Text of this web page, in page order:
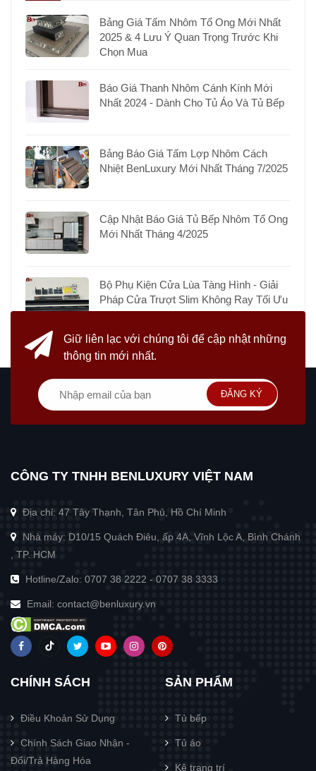
Bảng Giá Tấm Nhôm Tổ Ong Mới Nhất
2025 & 4 Lưu Ý Quan Trọng Trước Khi
Chọn Mua
Báo Giá Thanh Nhôm Cánh Kính Mới
Nhất 2024 - Dành Cho Tủ Áo Và Tủ Bếp
Bảng Báo Giá Tấm Lợp Nhôm Cách
Nhiệt BenLuxury Mới Nhất Tháng 7/2025
Cập Nhật Báo Giá Tủ Bếp Nhôm Tổ Ong
Mới Nhất Tháng 4/2025
Bộ Phụ Kiện Cửa Lùa Tàng Hình - Giải
Pháp Cửa Trượt Slim Không Ray Tối Ưu
Giữ liên lạc với chúng tôi để cập nhật những
thông tin mới nhất.
ĐĂNG KÝ
CÔNG TY TNHH BENLUXURY VIỆT NAM
Địa chỉ: 47 Tây Thạnh, Tân Phú, Hồ Chí Minh
Nhà máy: D10/15 Quách Điêu, ấp 4A, Vĩnh Lộc A, Bình Chánh
, TP. HCM
Hotline/Zalo: 0707 38 2222 - 0707 38 3333
Email: contact@benluxury.vn
CHÍNH SÁCH
Điều Khoản Sử Dụng
Chính Sách Giao Nhận -
Đổi/Trả Hàng Hóa
SẢN PHẨM
Tủ bếp
Tủ áo
Kệ trang trí